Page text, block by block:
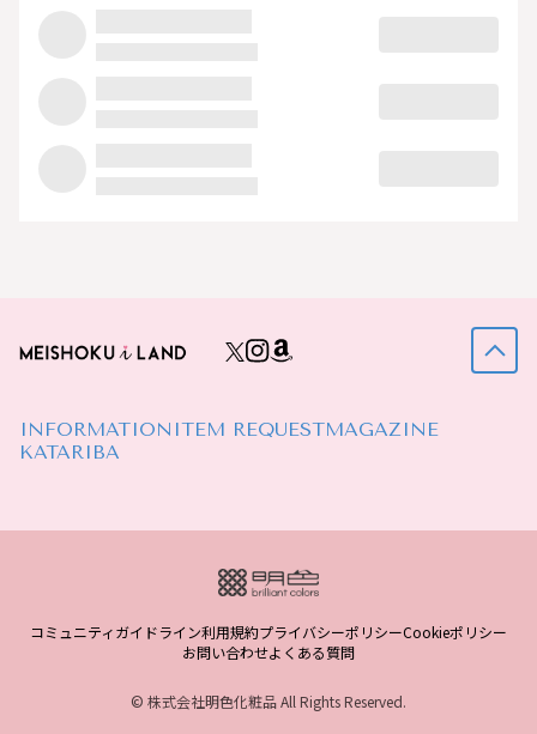
INFORMATION ITEM REQUESTMAGAZINE
KATARIBA
コミュニティガイドライン利用規約プライバシーポリシーCookieポリシー
お問い合わせよくある質問
© 株式会社明色化粧品 All Rights Reserved.